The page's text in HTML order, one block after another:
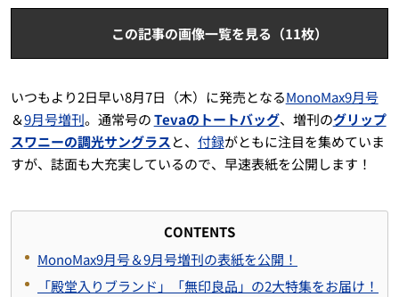
この記事の画像一覧を見る（11枚）
いつもより2日早い8月7日（木）に発売となるMonoMax9月号
＆9月号増刊。通常号のTevaのトートバッグ、増刊のグリップ
スワニーの調光サングラスと、 付録がともに注目を集めていま
すが、誌面も大充実しているので、早速表紙を公開します！
CONTENTS
MonoMax9月号＆9月号増刊の表紙を公開！
「殿堂入りブランド」「無印良品」の2大特集をお届け！